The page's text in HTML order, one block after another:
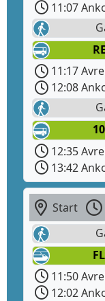
11:07
11:17
12:08
12:35
13:42
Start
11:50
12:02